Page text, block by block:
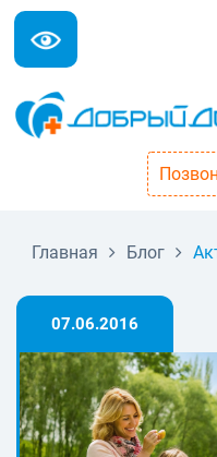
Главная Блог
07.06.2016